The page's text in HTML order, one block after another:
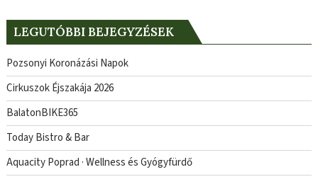
LEGUTÓBBI BEJEGYZÉSEK
Pozsonyi Koronázási Napok
Cirkuszok Éjszakája 2026
BalatonBIKE365
Today Bistro & Bar
Aquacity Poprad · Wellness és Gyógyfürdő